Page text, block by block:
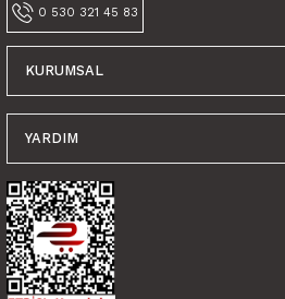
Tink Kendinden Yapışkanlı Karma Fas
Tink Kendinden Yapışkanlı Mermer Desenli
0 530 321 45 83
KURUMSAL
YARDIM